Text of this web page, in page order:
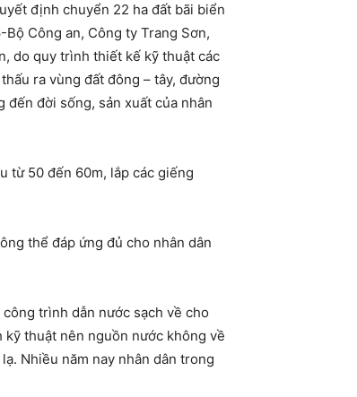
định chuyển 22 ha đất bãi biển
Công an, Công ty Trang Sơn,
do quy trình thiết kế kỹ thuật các
ra vùng đất đông – tây, đường
đời sống, sản xuất của nhân
từ 50 đến 60m, lắp các giếng
thể đáp ứng đủ cho nhân dân
trình dẫn nước sạch về cho
thuật nên nguồn nước không về
Nhiều năm nay nhân dân trong